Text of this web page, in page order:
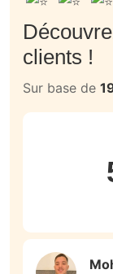
clients !
Sur base de